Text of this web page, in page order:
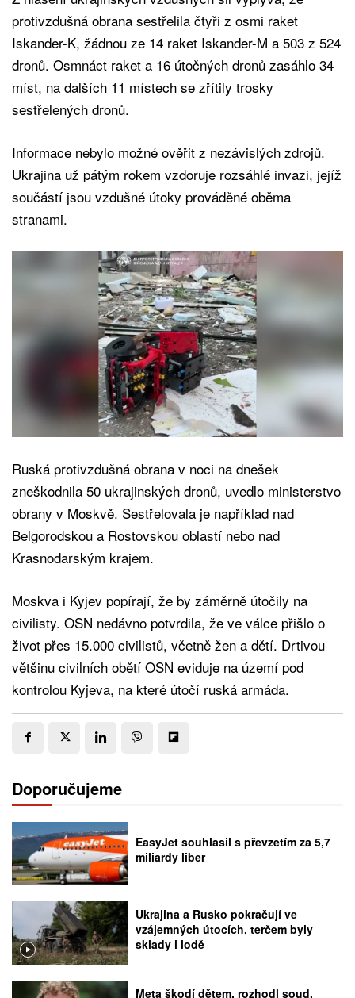
protivzdušná obrana sestřelila čtyři z osmi raket
Iskander-K, žádnou ze 14 raket Iskander-M a 503 z 524
dronů. Osmnáct raket a 16 útočných dronů zasáhlo 34
míst, na dalších 11 místech se zřítily trosky
sestřelených dronů.
Informace nebylo možné ověřit z nezávislých zdrojů.
Ukrajina už pátým rokem vzdoruje rozsáhlé invazi, jejíž
součástí jsou vzdušné útoky prováděné oběma
stranami.
Ruská protivzdušná obrana v noci na dnešek
zneškodnila 50 ukrajinských dronů, uvedlo ministerstvo
obrany v Moskvě. Sestřelovala je například nad
Belgorodskou a Rostovskou oblastí nebo nad
Krasnodarským krajem.
Moskva i Kyjev popírají, že by záměrně útočily na
civilisty. OSN nedávno potvrdila, že ve válce přišlo o
život přes 15.000 civilistů, včetně žen a dětí. Drtivou
většinu civilních obětí OSN eviduje na území pod
kontrolou Kyjeva, na které útočí ruská armáda.
Doporučujeme
EasyJet souhlasil s převzetím za 5,7
miliardy liber
Ukrajina a Rusko pokračují ve
vzájemných útocích, terčem byly
sklady i lodě
Meta škodí dětem, rozhodl soud.